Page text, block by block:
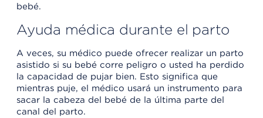
bebé.
Ayuda médica durante el parto
A veces, su médico puede ofrecer realizar un parto
asistido si su bebé corre peligro o usted ha perdido
la capacidad de pujar bien. Esto significa que
mientras puje, el médico usará un instrumento para
sacar la cabeza del bebé de la última parte del
canal del parto.